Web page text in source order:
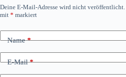
Deine E-Mail-Adresse wird nicht veröffentlicht.
mit * markiert
Name*
E-Mail*